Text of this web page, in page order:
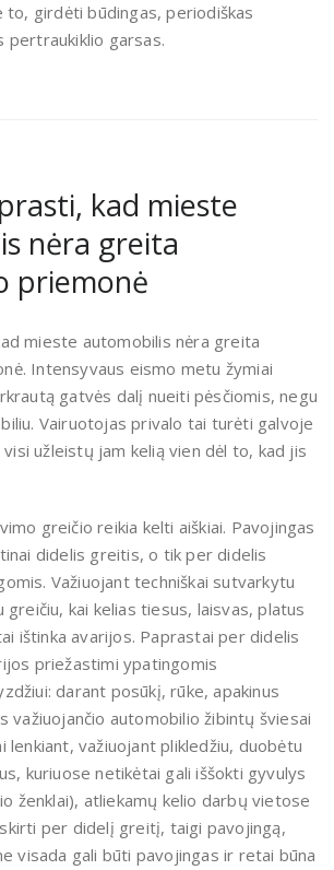
to, girdėti būdingas, periodiškas
pertraukiklio garsas.
kad mieste
nėra greita
priemonė
mieste automobilis nėra greita
Intensyvaus eismo metu žymiai
gatvės dalį nueiti pėsčiomis, negu
Vairuotojas privalo tai turėti galvoje
užleistų jam kelią vien dėl to, kad jis
greičio reikia kelti aiškiai. Pavojingas
didelis greitis, o tik per didelis
Važiuojant techniškai sutvarkytu
greičiu, kai kelias tiesus, laisvas, platus
ištinka avarijos. Paprastai per didelis
priežastimi ypatingomis
darant posūkį, rūke, apakinus
važiuojančio automobilio žibintų šviesai
lenkiant, važiuojant plikledžiu, duobėtu
kuriuose netikėtai gali iššokti gyvulys
ženklai), atliekamų kelio darbų vietose
per didelį greitį, taigi pavojingą,
visada gali būti pavojingas ir retai būna